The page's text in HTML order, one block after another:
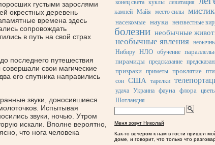
густыми зарослями
окрестных деревень
времена здесь
сопровождать
в путь на свой страх
последнего путешествия
свои магические
его спутника направились
звуки, доносившиеся
Испытывая
звуки, ночью. Утром
искали. Вполне вероятно,
что нога человека
конец света куклы левитация
камней Майя место силы
насекомые наука неизвестные
болезни необычные
необычные явления
Нибиру НЛО обучение
пирамиды предсказание
призраки приметы проклятие
сон США тарелки
удача Украина фауна флора
Шотландия
Меня зовут Николай
Как-то вечером к нам в гости пришел
доме, и говорит, что только что